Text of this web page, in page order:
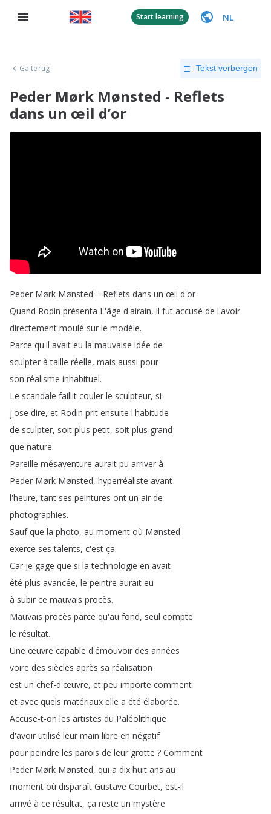
Start learning NL
Ga terug Tekst verbergen
Peder Mørk Mønsted - Reflets
dans un œil d’or
Peder Mørk Mønsted – Reflets dans un œil d'or
Quand Rodin présenta L'âge d'airain, il fut accusé de l'avoir
directement moulé sur le modèle.
Parce qu'il avait eu la mauvaise idée de
sculpter à taille réelle, mais aussi pour
son réalisme inhabituel.
Le scandale faillit couler le sculpteur, si
j'ose dire, et Rodin prit ensuite l'habitude
de sculpter, soit plus petit, soit plus grand
que nature.
Pareille mésaventure aurait pu arriver à
Peder Mørk Mønsted, hyperréaliste avant
l'heure,tant ses peintures ont un air de
photographies.
Sauf que la photo, au moment où Mønsted
exerce ses talents, c'est ça.
Car je gage que si la technologie en avait
été plus avancée, le peintre aurait eu
à subir ce mauvais procès.
Mauvais procès parce qu'au fond, seul compte
le résultat.
Une œuvre capable d'émouvoir des années
voire des siècles après sa réalisation
est un chef-d'œuvre, et peu importe comment
et avec quels matériaux elle a été élaborée.
Accuse-t-on les artistes du Paléolithique
d'avoir utilisé leur main libre en négatif
pour peindre les parois de leur grotte ? Comment
Peder Mørk Mønsted, qui a dix huit ans au
moment où disparaît Gustave Courbet, est-il
arrivé à ce résultat, ça reste un mystère